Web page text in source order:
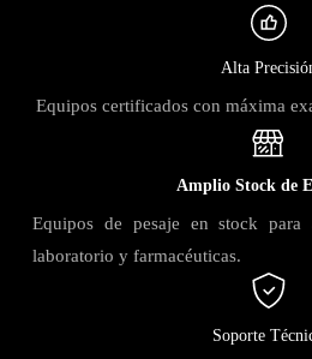
Alta
Equipos certificados con máxima
Amplio Stock de
Equipos de pesaje en stock para
laboratorio y farmacéuticas.
Soporte